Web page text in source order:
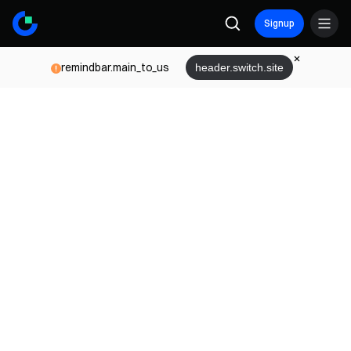
Signup
remindbar.main_to_us header.switch.site